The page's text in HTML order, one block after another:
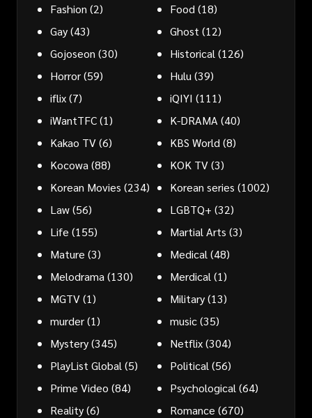
Fashion (2) Food (18)
Gay(43) Ghost (12)
Gojoseon (30) Historical (126)
Horror(59) Hulu (39)
iflix(7) iQIYI (111)
iWantTFC(1) K-DRAMA (40)
Kakao TV(6) KBS World (8)
Kocowa (88) KOK TV(3)
Korean Movies (234) Korean series (1002)
Law(56) LGBTQ+ (32)
Life (155) Martial Arts (3)
Mature (3) Medical (48)
Melodrama (130) Merdical (1)
MGTV(1) Military(13)
murder(1) music(35)
Mystery(345) Netflix(304)
PlayList Global (5) Political (56)
Prime Video (84) Psychological (64)
Reality(6) Romance (670)